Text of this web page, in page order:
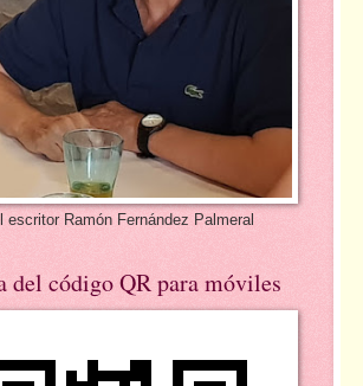
escritor Ramón Fernández Palmeral
del código QR para móviles